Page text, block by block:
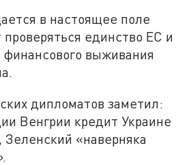
в настоящее поле
единство ЕС и
финансового выживания
дипломатов заметил:
Венгрии кредит Украине
Зеленский «наверняка